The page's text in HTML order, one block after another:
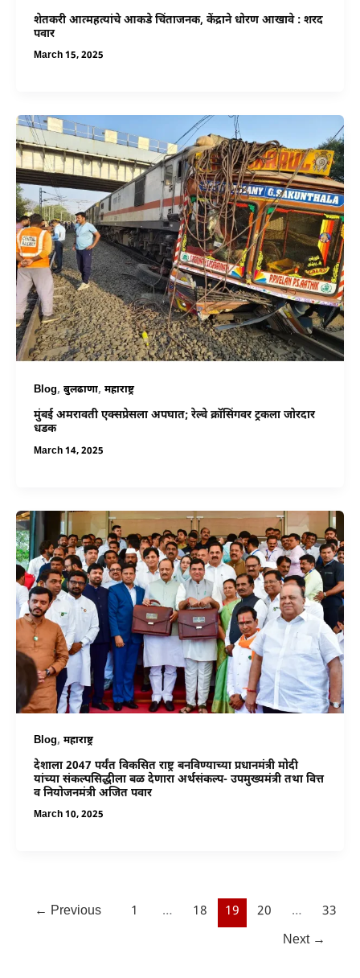
शेतकरी आत्महत्यांचे आकडे चिंताजनक, केंद्राने धोरण आखावे : शरद
पवार
March 15, 2025
Blog, बुलढाणा, महाराष्ट्र
मुंबई अमरावती एक्सप्रेसला अपघात; रेल्वे क्रॉसिंगवर ट्रकला जोरदार
धडक
March 14, 2025
Blog, महाराष्ट्र
देशाला 2047 पर्यंत विकसित राष्ट्र बनविण्याच्या प्रधानमंत्री मोदी
यांच्या संकल्पसिद्धीला बळ देणारा अर्थसंकल्प- उपमुख्यमंत्री तथा वित्त
व नियोजनमंत्री अजित पवार
March 10, 2025
← Previous 1 … 18 19 20 …
33
Next →